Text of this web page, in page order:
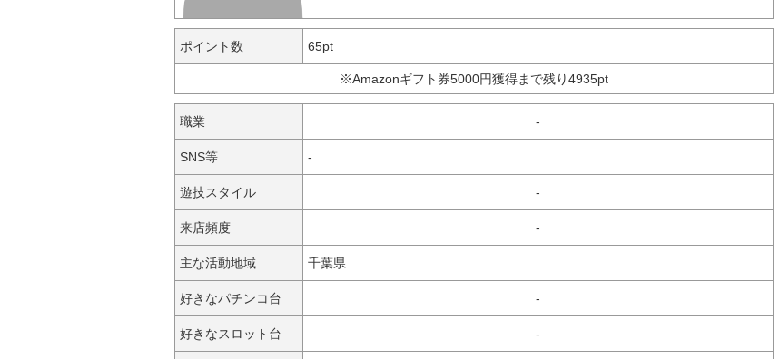
ポイント数 65pt
※Amazonギフト券5000円獲得まで残り4935pt
職業 -
SNS等 -
遊技スタイル -
来店頻度 -
主な活動地域 千葉県
好きなパチンコ台 -
好きなスロット台 -